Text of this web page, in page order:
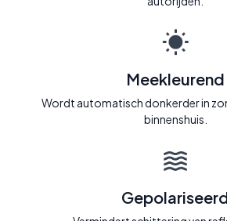
Meekleurend
Wordt automatisch donkerder in
binnenshuis.